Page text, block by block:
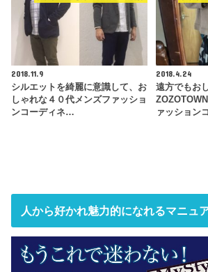
2018.11.9
シルエットを綺麗に意識して、お
しゃれな４０代メンズファッショ
ンコーディネ…
2018.4.24
遠方でもお
ァッション
人から好かれ魅力的になれるマニュ